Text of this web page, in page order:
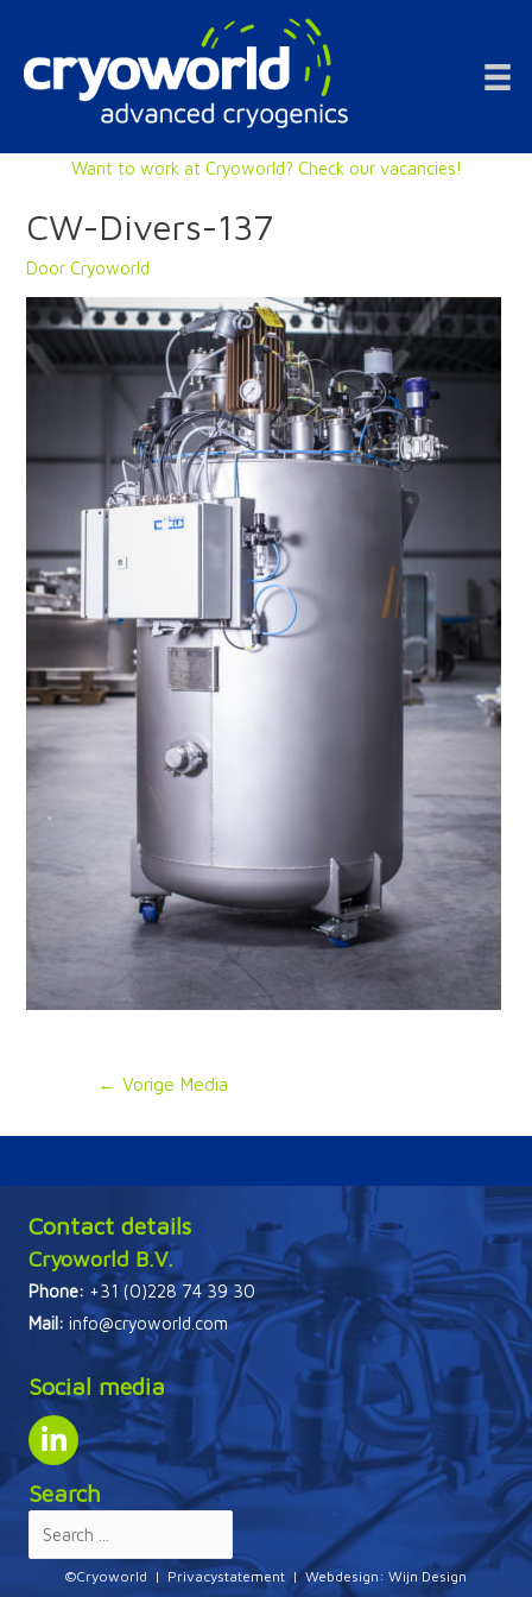
inhoud
Want to work at Cryoworld? Check our vacancies!
CW-Divers-137
DoorCryoworld
← Vorige Media
Contact details
Cryoworld B.V.
Phone: +31 (0)228 74 39 30
Mail: info@cryoworld.com
Social media
Search
©Cryoworld | Privacystatement | Webdesign: Wijn Design